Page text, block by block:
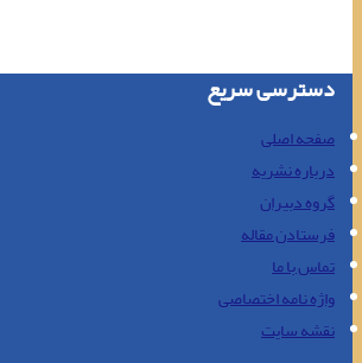
دسترسی سریع
صفحه اصلی
درباره نشریه
گروه دبیران
فرستادن مقاله
تماس با ما
واژه نامه اختصاصی
نقشه سایت